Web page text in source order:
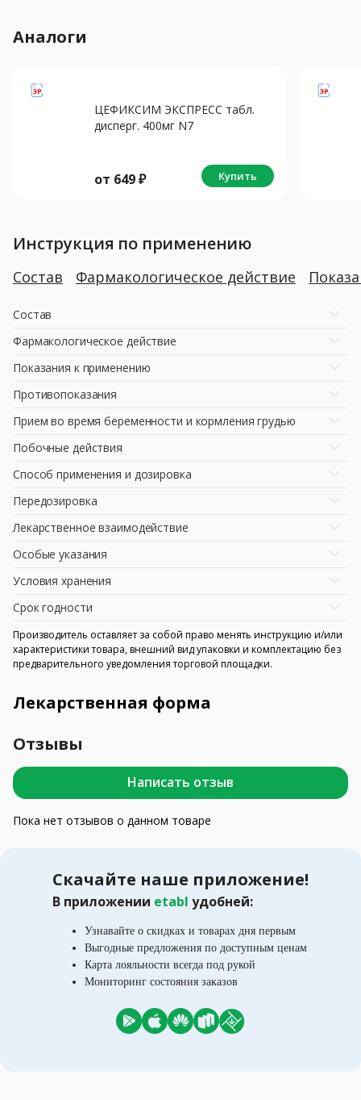
Аналоги
ЦЕФИКСИМ ЭКСПРЕСС табл.
дисперг. 400мг N7
от 649₽ Купить
Инструкция по применению
Состав Фармакологическое действие
Состав
Фармакологическое действие
Показания к применению
Противопоказания
Прием во время беременности и кормления грудью
Побочные действия
Способ применения и дозировка
Передозировка
Лекарственное взаимодействие
Особые указания
Условия хранения
Срок годности
Производитель оставляет за собой право менять инструкцию и/или
характеристики товара, внешний вид упаковки и комплектацию без
предварительного уведомления торговой площадки.
Лекарственная форма
Отзывы
Написать отзыв
Пока нет отзывов о данном товаре
Скачайте наше приложение!
В приложении etabl удобней:
Узнавайте о скидках и товарах дня первым
Выгодные предложения по доступным ценам
Карта лояльности всегда под рукой
Мониторинг состояния заказов